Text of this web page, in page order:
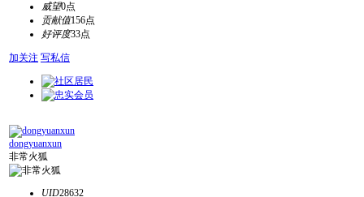
威望0点
贡献值156点
好评度33点
加关注 写私信
dongyuanxun
非常火狐
UID28632